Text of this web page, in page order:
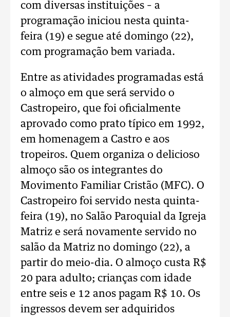
com diversas instituições – a
programação iniciou nesta quinta-
feira (19) e segue até domingo (22),
com programação bem variada.
Entre as atividades programadas está
o almoço em que será servido o
Castropeiro, que foi oficialmente
aprovado como prato típico em 1992,
em homenagem a Castro e aos
tropeiros. Quem organiza o delicioso
almoço são os integrantes do
Movimento Familiar Cristão (MFC). O
Castropeiro foi servido nesta quinta-
feira (19), no Salão Paroquial da Igreja
Matriz e será novamente servido no
salão da Matriz no domingo (22), a
partir do meio-dia. O almoço custa R$
20 para adulto; crianças com idade
entre seis e 12 anos pagam R$ 10. Os
ingressos devem ser adquiridos